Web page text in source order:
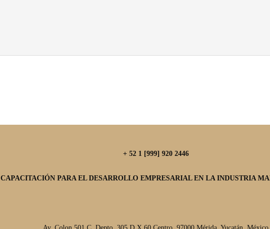
+ 52 1 [999] 920 2446
CAPACITACIÓN PARA EL DESARROLLO EMPRESARIAL EN LA INDUSTRIA